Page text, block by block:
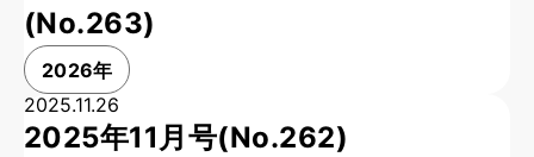
(No.263)
2026年
2025.11.26
2025年11月号(No.262)